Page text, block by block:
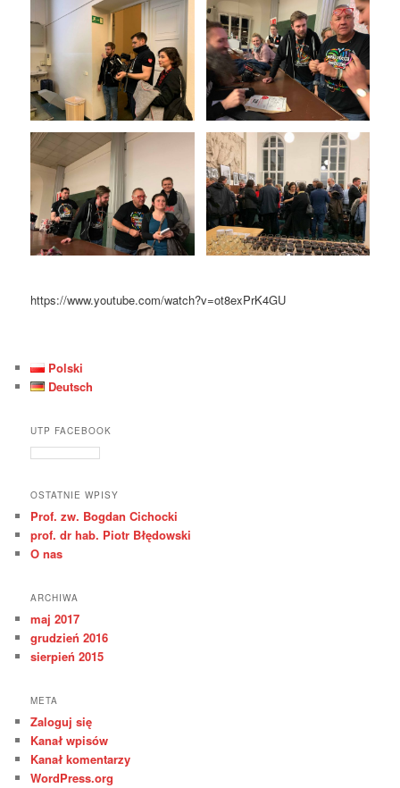
https://www.youtube.com/watch?v=ot8exPrK4GU
Polski
Deutsch
UTP FACEBOOK
OSTATNIE WPISY
Prof. zw. Bogdan Cichocki
prof. dr hab. Piotr Błędowski
O nas
ARCHIWA
maj 2017
grudzień 2016
sierpień 2015
META
Zaloguj się
Kanał wpisów
Kanał komentarzy
WordPress.org